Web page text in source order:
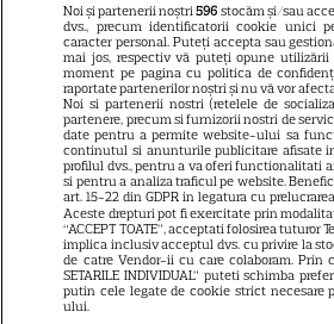
Noi și partenerii noștri596 stocăm și/sau
dvs., precum identificatorii cookie unici
caracter personal. Puteți accepta sau
mai jos, respectiv vă puteți opune
moment pe pagina cu politica de
raportate partenerilor noștri și nu vă vor
Noi si partenerii nostri (retelele de
partenere, precum si furnizorii nostri de
date pentru a permite website-ului sa
continutul si anunturile publicitare afisate
profilul dvs., pentru a va oferi functionalitati
si pentru a analiza traficul pe website.
art. 15-22 din GDPR in legatura cu
Aceste drepturi pot fi exercitate prin
“ACCEPT TOATE”, acceptati folosirea tuturor
implica inclusiv acceptul dvs. cu privire la
de catre Vendor-ii cu care colaboram. Prin
SETARILE INDIVIDUAL” puteti schimba
putin cele legate de cookie strict necesare
ului.